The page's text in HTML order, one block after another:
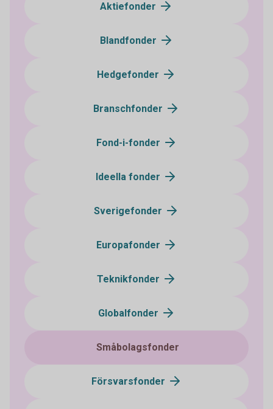
Aktiefonder
Blandfonder
Hedgefonder
Branschfonder
Fond-i-fonder
Ideella fonder
Sverigefonder
Europafonder
Teknikfonder
Globalfonder
Småbolagsfonder
Försvarsfonder